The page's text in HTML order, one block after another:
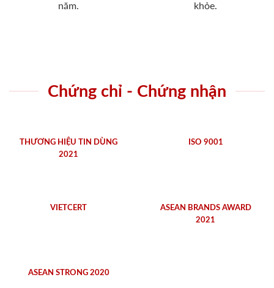
năm.
khỏe.
Chứng chỉ - Chứng nhận
THƯƠNG HIỆU TIN DÙNG
2021
ISO 9001
VIETCERT
ASEAN BRANDS AWARD
2021
ASEAN STRONG 2020